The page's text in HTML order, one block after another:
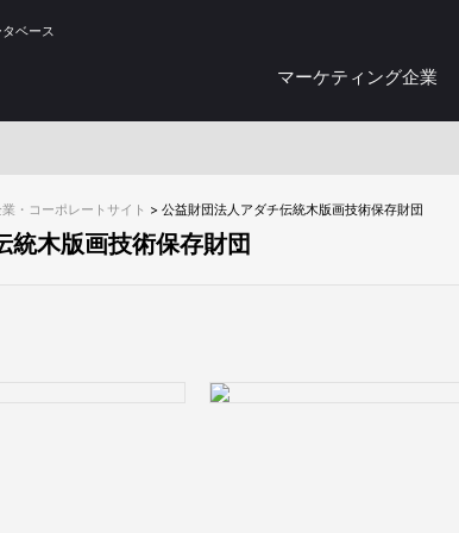
ベース
マーケティング企業
・コーポレートサイト > 公益財団法人アダチ伝統木版画技術保存財団
統木版画技術保存財団